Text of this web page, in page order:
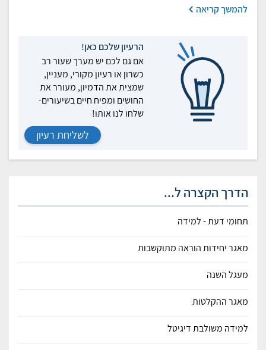
להמשך קריאה
הרעיון שלכם כאן!
אם גם לכם יש מערך שעור רב
כשרון או רעיון מקורי, מעניין,
שמצית את הדמיון, מעורר את
החושים ומפיח חיים בשיעורים-
שלחו לנו אותו!
לשליחת רעיון
הדרך הקצרה ל...
תחומי דעת - למידה
מאגר יחידות הוראה מתוקשבות
מעגל השנה
מאגר ההקלטות
למידה משולבת דיגיטל